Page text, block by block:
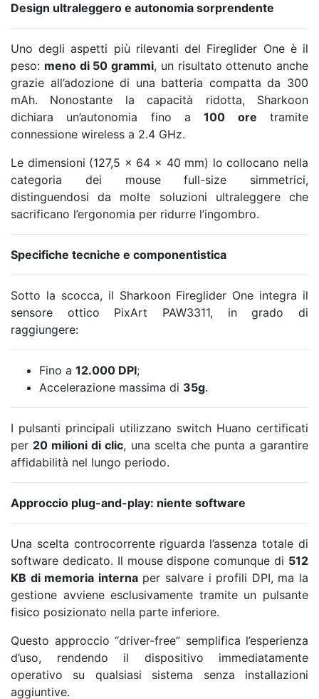
Design ultraleggero e autonomia sorprendente
Uno degli aspetti più rilevanti del Fireglider One è il
peso: meno di 50 grammi, un risultato ottenuto anche
grazie all’adozione di una batteria compatta da 300
mAh. Nonostante la capacità ridotta, Sharkoon
dichiara un’autonomia fino a100 ore tramite
connessione wireless a 2.4 GHz.
Le dimensioni (127,5 × 64 × 40 mm) lo collocano nella
categoria dei mouse full-size simmetrici,
distinguendosi da molte soluzioni ultraleggere che
sacrificano l’ergonomia per ridurre l’ingombro.
Specifiche tecniche e componentistica
Sotto la scocca, il Sharkoon Fireglider One integra il
sensore ottico PixArt PAW3311, in grado di
raggiungere:
Fino a 12.000 DPI;
Accelerazione massima di 35g.
I pulsanti principali utilizzano switch Huano certificati
per 20 milioni di clic, una scelta che punta a garantire
affidabilità nel lungo periodo.
Approccio plug-and-play: niente software
Una scelta controcorrente riguarda l’assenza totale di
software dedicato. Il mouse dispone comunque di 512
KB di memoria internaper salvare i profili DPI, ma la
gestione avviene esclusivamente tramite un pulsante
fisico posizionato nella parte inferiore.
Questo approccio “driver-free” semplifica l’esperienza
d’uso, rendendo il dispositivo immediatamente
operativo su qualsiasi sistema senza installazioni
aggiuntive.